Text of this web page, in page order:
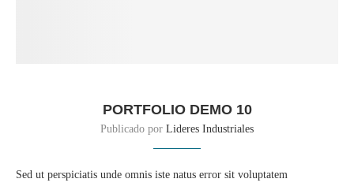
PORTFOLIO DEMO 10
Publicado por Lideres Industriales
Sed ut perspiciatis unde omnis iste natus error sit voluptatem